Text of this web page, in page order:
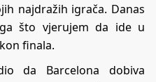
najdražih igrača. Danas
što vjerujem da ide u
finala.
da Barcelona dobiva